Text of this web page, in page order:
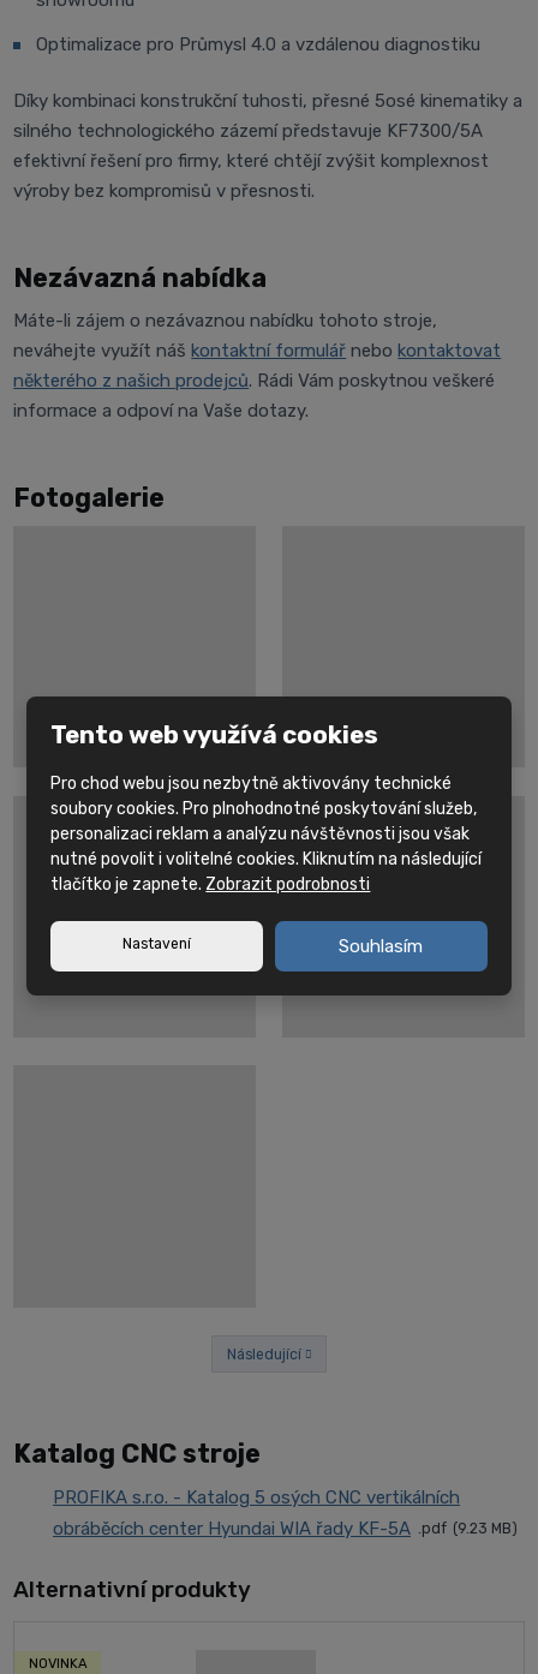
Optimalizace pro Průmysl 4.0 a vzdálenou diagnostiku
Díky kombinaci konstrukční tuhosti, přesné 5osé kinematiky a
silného technologického zázemí představuje KF7300/5A
efektivní řešení pro firmy, které chtějí zvýšit komplexnost
výroby bez kompromisů v přesnosti.
Nezávazná nabídka
Máte-li zájem o nezávaznou nabídku tohoto stroje,
neváhejte využít náškontaktní formulář nebokontaktovat
některého z našich prodejců. Rádi Vám poskytnou veškeré
informace a odpoví na Vaše dotazy.
Fotogalerie
Následující
Katalog CNC stroje
PROFIKA s.r.o. - Katalog 5 osých CNC vertikálních
obráběcích center Hyundai WIA řady KF-5A
pdf 9.23 MB
Alternativní produkty
NOVINKA
Tento web využívá cookies
Pro chod webu jsou nezbytně aktivovány technické
soubory cookies. Pro plnohodnotné poskytování služeb,
personalizaci reklam a analýzu návštěvnosti jsou však
nutné povolit i volitelné cookies. Kliknutím na následující
tlačítko je zapnete. Zobrazit podrobnosti
Nastavení Souhlasím